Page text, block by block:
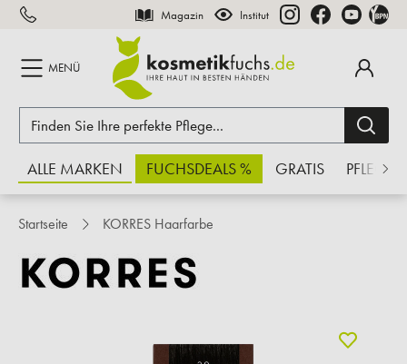
springen Magazin Institut
MENÜ
ALLE MARKEN FUCHSDEALS % GRATIS PFLEGE
Startseite KORRES Haarfarbe